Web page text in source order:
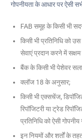
गोपनीयता के आधार पर ऐसी
FAB समूह के किसी भी
किसी भी प्रतिनिधि को
सेवाएं प्रदान करने में
बैंक के किसी भी पेशेवर
क्लॉज 18 के अनुसार;
किसी भी एक्सचेंज,
रिपॉजिटरी या ट्रेड
प्रतिनिधि को ऐसी
इन नियमों और शर्तों के